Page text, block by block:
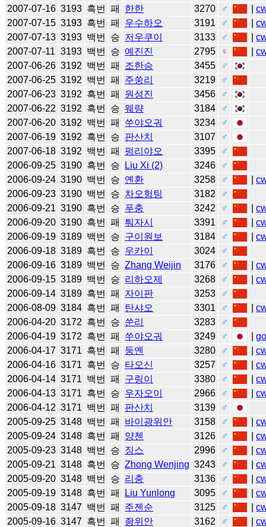
2007-07-16 3193 흑번 패 한한 3270 ♂ |
2007-07-15 3193 흑번 패 우수하오 3191 ♂ |
2007-07-13 3193 백번 승 저우쿠이 3133 ♂ |
2007-07-11 3193 백번 승 예진진 2795 ♀ |
2007-06-26 3192 백번 패 조한승 3455
♂
2007-06-25 3192 백번 패 주쑹리 3219
♂
2007-06-23 3192 흑번 패 원성진 3456
♂
2007-06-22 3192 흑번 승 웨량 3184
♂
2007-06-20 3192 백번 패 쑤야오궈 3234
♂
2007-06-19 3192 흑번 승 판산치 3107
♂
2007-06-18 3192 백번 패 펑리야오 3395
♂
2006-09-25 3190 흑번 승 Liu Xi (2) 3246
♂
2006-09-24 3190 백번 승 옌환 3258 ♂ |
2006-09-23 3190 백번 승 차오헝팅 3182
♂
2006-09-21 3190 흑번 승 푸충 3242 ♂ |
2006-09-20 3190 흑번 패 퉈자시 3391 ♂ |
2006-09-19 3189 백번 승 구이원보 3184 ♂ |
2006-09-18 3189 흑번 승 우카이 3024
♂
2006-09-16 3189 백번 승 Zhang Weijin 3176 ♂ |
2006-09-15 3189 백번 승 리하오제 3268 ♂ |
2006-09-14 3189 흑번 패 자이판 3253
♂
2006-08-09 3184 흑번 패 탄샤오 3301 ♂ |
2006-04-20 3172 흑번 승 쑨리 3283
♂
2006-04-19 3172 흑번 패 쑤야오궈 3249 ♂ |
2006-04-17 3171 흑번 패 둥옌 3280 ♂ |
2006-04-16 3171 흑번 승 타오신 3257 ♂ |
2006-04-14 3171 백번 패 구링이 3380 ♂ |
2006-04-13 3171 흑번 승 우자오이 2966 ♂ |
2006-04-12 3171 백번 패 판산치 3139
♂
2005-09-25 3148 백번 패 바이광위안 3158 ♂ |
2005-09-24 3148 흑번 패 양첸 3126 ♂ |
2005-09-23 3148 백번 승 징스 2996 ♂ |
2005-09-21 3148 흑번 승 Zhong Wenjing 3243 ♂ |
2005-09-20 3148 백번 승 리충 3136 ♂ |
2005-09-19 3148 흑번 패 Liu Yunlong 3095 ♂ |
2005-09-18 3147 백번 패 주젠순 3125 ♂ |
2005-09-16 3147 흑번 패 좡위안 3162 ♂ |